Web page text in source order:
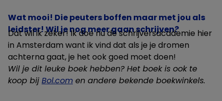
Wat mooi! Die peuters boffen maar met jou als
leidster! Wil je nog meer gaan schrijven?
Dat wil ik zeker! Ik doe nu de schrijversacademie hier
in Amsterdam want ik vind dat als je je dromen
achterna gaat, je het ook goed moet doen!
Wil je dit leuke boek hebben? Het boek is ook te
koop bij Bol.com en andere bekende boekwinkels.